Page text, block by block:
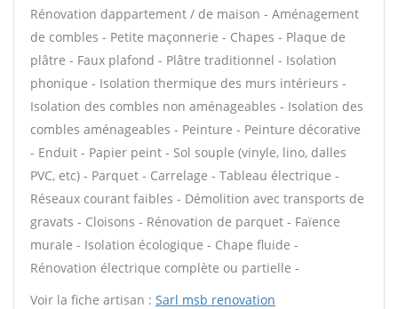
Rénovation dappartement / de maison - Aménagement
de combles - Petite maçonnerie - Chapes - Plaque de
plâtre - Faux plafond - Plâtre traditionnel - Isolation
phonique - Isolation thermique des murs intérieurs -
Isolation des combles non aménageables - Isolation des
combles aménageables - Peinture - Peinture décorative
- Enduit - Papier peint - Sol souple (vinyle, lino, dalles
PVC, etc) - Parquet - Carrelage - Tableau électrique -
Réseaux courant faibles - Démolition avec transports de
gravats - Cloisons - Rénovation de parquet - Faïence
murale - Isolation écologique - Chape fluide -
Rénovation électrique complète ou partielle -
Voir la fiche artisan : Sarl msb renovation